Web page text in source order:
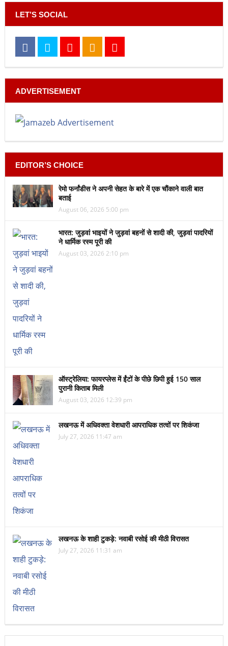
LET’S SOCIAL
ADVERTISEMENT
EDITOR’S CHOICE
रेमो फर्नांडीस ने अपनी सेहत के बारे में एक चौंकाने वाली बात
बताई
August 06, 2026 5:00 pm
भारत: जुड़वां भाइयों ने जुड़वां बहनों से शादी की, जुड़वां पादरियों
ने धार्मिक रस्म पूरी की
August 03, 2026 2:10 pm
ऑस्ट्रेलिया: फायरप्लेस में ईंटों के पीछे छिपी हुई 150 साल
पुरानी किताब मिली
August 03, 2026 12:39 pm
लखनऊ में अधिवक्ता वेशधारी आपराधिक तत्वों पर शिकंजा
July 27, 2026 11:47 am
लखनऊ के शाही टुकड़े: नवाबी रसोई की मीठी विरासत
July 27, 2026 11:31 am